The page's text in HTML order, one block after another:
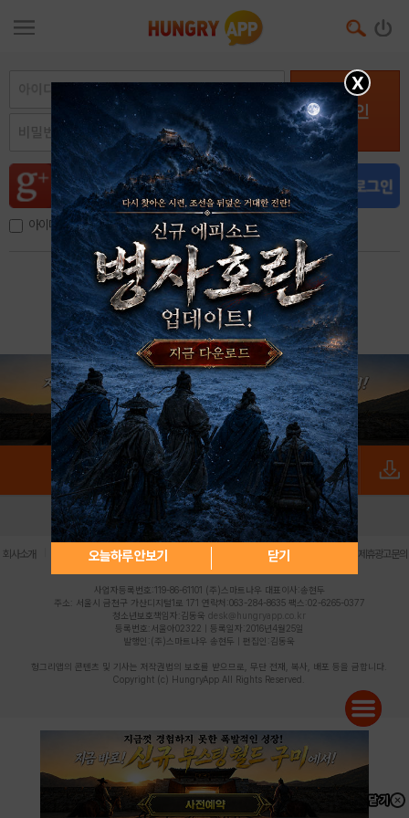
로그인
아이디, 이메일 저장
아이디 / 비밀번호 찾기 회원가입
X
오늘하루 안보기 닫기
로그인 PC버전 전체앱
회사소개 | 개인정보 처리방침 불법촬영물 신고센터 제휴광고문의
사업자등록번호:119-86-61101 (주)스마트나우 대표이사:송현두
주소: 서울시 금천구 가산디지털1로 171 연락처:063-284-8635 팩스:02-6265-0377
청소년보호책임자:김동욱 desk@hungryapp.co.kr
등록번호:서울아02322 | 등록일자:2016년4월25일
발행인:(주)스마트나우 송현두 | 편집인:김동욱
헝그리앱의 콘텐츠 및 기사는 저작권법의 보호를 받으므로, 무단 전재, 복사, 배포 등을 금합니다.
Copyright (c) HungryApp All Rights Reserved.